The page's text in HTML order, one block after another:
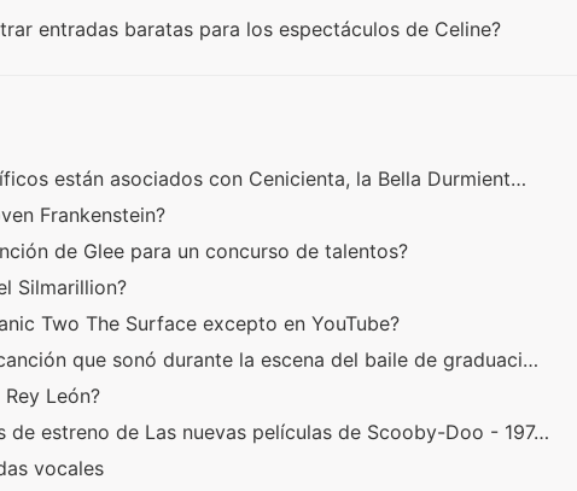
entradas baratas para los espectáculos de Celine?
están asociados con Cenicienta, la Bella Durmient…
Frankenstein?
de Glee para un concurso de talentos?
Silmarillion?
Two The Surface excepto en YouTube?
que sonó durante la escena del baile de graduaci…
León?
de estreno de Las nuevas películas de Scooby-Doo - 197…
vocales